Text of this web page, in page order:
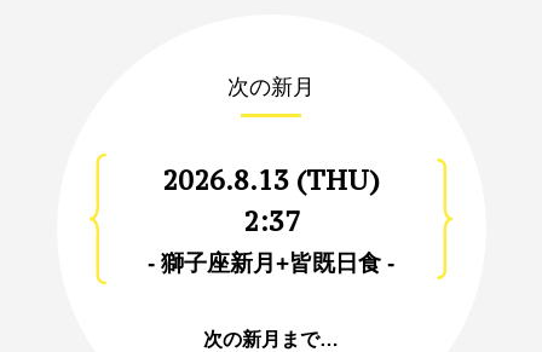
次の新月
2026.8.13 (THU)
2:37
- 獅子座新月+皆既日食 -
次の新月まで…